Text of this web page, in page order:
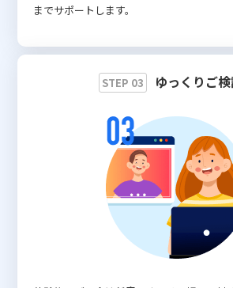
までサポートします。
STEP 03 ゆっくりご